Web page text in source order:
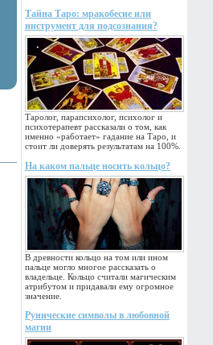
Тайна Таро: мракобесие или
инструмент для подсознания?
Таролог, парапсихолог, психолог и
психотерапевт рассказали о том, как
именно «работает» гадание на Таро, и
стоит ли доверять результатам на 100%.
На каком пальце носить кольцо?
В древности кольцо на том или ином
пальце могло многое рассказать о
владельце. Кольцо считали магическим
атрибутом и придавали ему огромное
значение.
Рунические символы в любовной
магии